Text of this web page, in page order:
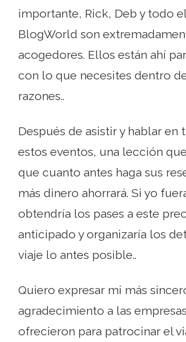
importante, Rick, Deb y todo
BlogWorld son
acogedores. Ellos están ahí
con lo que necesites dentro
razones..
Después de asistir y hablar en
estos eventos, una lección
que cuanto antes haga sus
más dinero ahorrará. Si yo
obtendría los pases a este
anticipado y organizaría los
viaje lo antes posible..
Quiero expresar mi más
agradecimiento a las
ofrecieron para patrocinar el